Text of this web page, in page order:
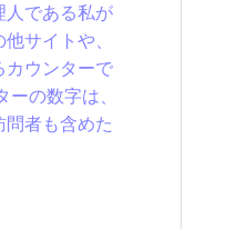
人である私が
サイトや、
カウンターで
の数字は、
問者も含めた